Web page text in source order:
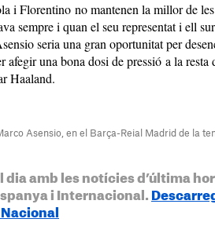
i Florentino no mantenen la millor de
sempre i quan el seu representat i ell
seria una gran oportunitat per
afegir una bona dosi de pressió a la resta
Haaland.
Asensio, en el Barça-Reial Madrid de la
dia amb les notícies d’última
i Internacional.